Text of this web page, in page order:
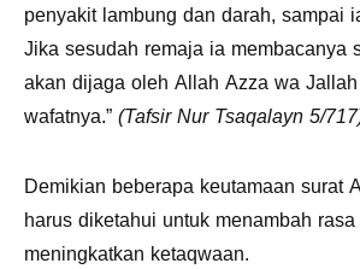
penyakit lambung dan darah, sampai
Jika sesudah remaja ia membacanya
akan dijaga oleh Allah Azza wa
wafatnya.” (Tafsir Nur Tsaqalayn 5/
Demikian beberapa keutamaan surat
harus diketahui untuk menambah
meningkatkan ketaqwaan.